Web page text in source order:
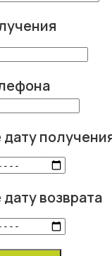
возврата